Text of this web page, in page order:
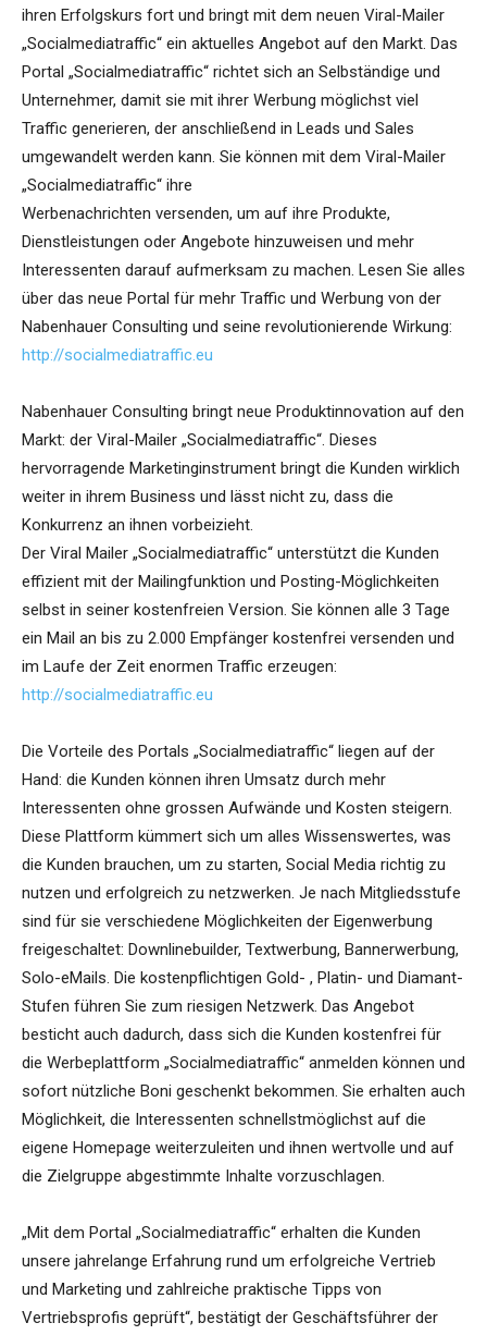
ihren Erfolgskurs fort und bringt mit dem neuen Viral-Mailer
„Socialmediatraffic“ ein aktuelles Angebot auf den Markt. Das
Portal „Socialmediatraffic“ richtet sich an Selbständige und
Unternehmer, damit sie mit ihrer Werbung möglichst viel
Traffic generieren, der anschließend in Leads und Sales
umgewandelt werden kann. Sie können mit dem Viral-Mailer
„Socialmediatraffic“ ihre
Werbenachrichten versenden, um auf ihre Produkte,
Dienstleistungen oder Angebote hinzuweisen und mehr
Interessenten darauf aufmerksam zu machen. Lesen Sie alles
über das neue Portal für mehr Traffic und Werbung von der
Nabenhauer Consulting und seine revolutionierende Wirkung:
http://socialmediatraffic.eu
Nabenhauer Consulting bringt neue Produktinnovation auf den
Markt: der Viral-Mailer „Socialmediatraffic“. Dieses
hervorragende Marketinginstrument bringt die Kunden wirklich
weiter in ihrem Business und lässt nicht zu, dass die
Konkurrenz an ihnen vorbeizieht.
Der Viral Mailer „Socialmediatraffic“ unterstützt die Kunden
effizient mit der Mailingfunktion und Posting-Möglichkeiten
selbst in seiner kostenfreien Version. Sie können alle 3 Tage
ein Mail an bis zu 2.000 Empfänger kostenfrei versenden und
im Laufe der Zeit enormen Traffic erzeugen:
http://socialmediatraffic.eu
Die Vorteile des Portals „Socialmediatraffic“ liegen auf der
Hand: die Kunden können ihren Umsatz durch mehr
Interessenten ohne grossen Aufwände und Kosten steigern.
Diese Plattform kümmert sich um alles Wissenswertes, was
die Kunden brauchen, um zu starten, Social Media richtig zu
nutzen und erfolgreich zu netzwerken. Je nach Mitgliedsstufe
sind für sie verschiedene Möglichkeiten der Eigenwerbung
freigeschaltet: Downlinebuilder, Textwerbung, Bannerwerbung,
Solo-eMails. Die kostenpflichtigen Gold- , Platin- und Diamant-
Stufen führen Sie zum riesigen Netzwerk. Das Angebot
besticht auch dadurch, dass sich die Kunden kostenfrei für
die Werbeplattform „Socialmediatraffic“ anmelden können und
sofort nützliche Boni geschenkt bekommen. Sie erhalten auch
Möglichkeit, die Interessenten schnellstmöglichst auf die
eigene Homepage weiterzuleiten und ihnen wertvolle und auf
die Zielgruppe abgestimmte Inhalte vorzuschlagen.
„Mit dem Portal „Socialmediatraffic“ erhalten die Kunden
unsere jahrelange Erfahrung rund um erfolgreiche Vertrieb
und Marketing und zahlreiche praktische Tipps von
Vertriebsprofis geprüft“, bestätigt der Geschäftsführer der